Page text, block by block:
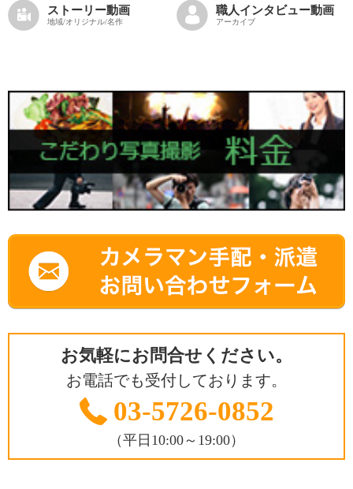
ストーリー動画
地域/オリジナル/名作
職人インタビュー動画
アーカイブ
お気軽にお問合せください。
お電話でも受付しております。
03-5726-0852
（平日10:00～19:00）